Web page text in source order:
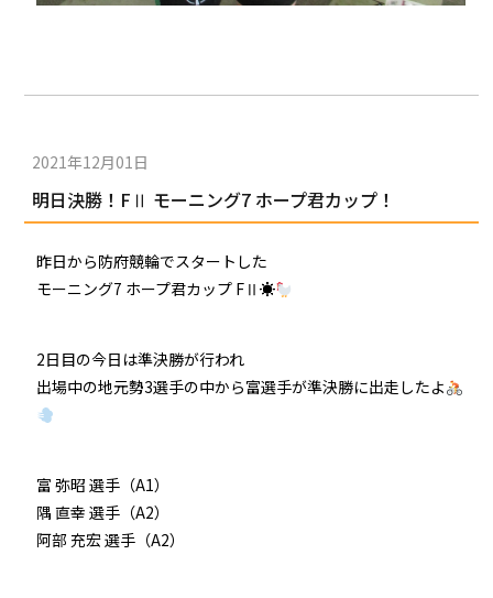
2021年12月01日
明日決勝！FⅡ モーニング7 ホープ君カップ！
昨日から防府競輪でスタートした
モーニング7 ホープ君カップ FⅡ☀
2日目の今日は準決勝が行われ
出場中の地元勢3選手の中から富選手が準決勝に出走したよ
富 弥昭 選手（A1）
隅 直幸 選手（A2）
阿部 充宏 選手（A2）